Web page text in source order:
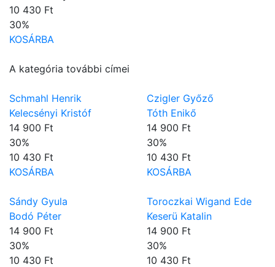
10 430 Ft
30%
KOSÁRBA
A kategória további címei
Schmahl Henrik
Kelecsényi Kristóf
14 900 Ft
30%
10 430 Ft
KOSÁRBA
Czigler Győző
Tóth Enikő
14 900 Ft
30%
10 430 Ft
KOSÁRBA
Sándy Gyula
Bodó Péter
14 900 Ft
30%
10 430 Ft
Toroczkai Wigand Ede
Keserü Katalin
14 900 Ft
30%
10 430 Ft